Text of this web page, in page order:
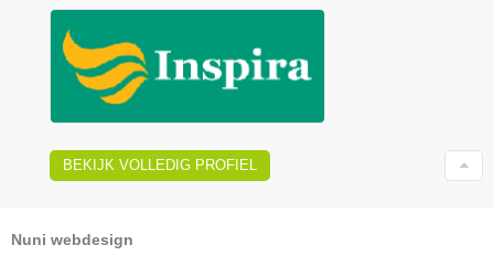
BEKIJK VOLLEDIG PROFIEL
Nuni webdesign